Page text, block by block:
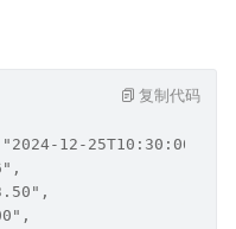
12-25T10:30:00Z",
复制代码